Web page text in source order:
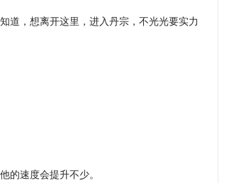
，想离开这里，进入丹宗，不光光要实力
速度会提升不少。